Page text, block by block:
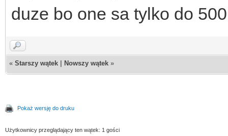
duze bo one sa tylko do
« Starszy wątek Nowszy wątek »
Pokaż wersję do druku
Użytkownicy przeglądający ten wątek: 1 gości